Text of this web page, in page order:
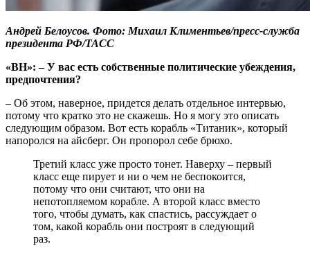
Андрей Белоусов. Фото: Михаил Климентьев/пресс-служба
президента РФ/ТАСС
«ВН»: – У вас есть собственные политические убеждения,
предпочтения?
– Об этом, наверное, придется делать отдельное интервью,
потому что кратко это не скажешь. Но я могу это описать
следующим образом. Вот есть корабль «Титаник», который
напоролся на айсберг. Он пропорол себе брюхо.
Третий класс уже просто тонет. Наверху – первый
класс еще пирует и ни о чем не беспокоится,
потому что они считают, что они на
непотопляемом корабле. А второй класс вместо
того, чтобы думать, как спастись, рассуждает о
том, какой корабль они построят в следующий
раз.